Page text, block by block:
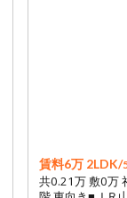
賃料6万 2LDK/
共0.21万 敷0万